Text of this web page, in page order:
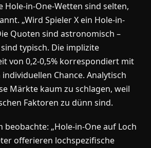
Hole-in-One-Wetten sind selten,
„Wird Spieler X ein Hole-in-
Quoten sind astronomisch –
sind typisch. Die implizite
von 0,2-0,5% korrespondiert mit
Chance. Analytisch
Märkte kaum zu schlagen, weil
Faktoren zu dünn sind.
beobachte: „Hole-in-One auf Loch
offerieren lochspezifische